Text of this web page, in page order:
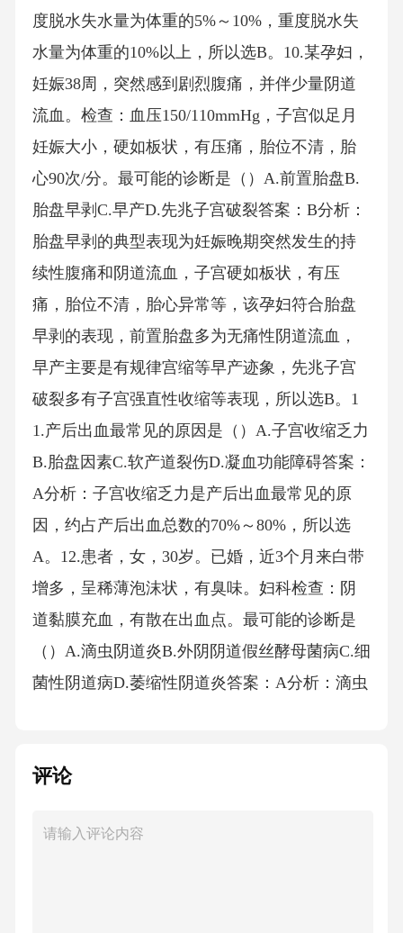
度脱水失水量为体重的5%～10%，重度脱水失
水量为体重的10%以上，所以选B。10.某孕妇，
妊娠38周，突然感到剧烈腹痛，并伴少量阴道
流血。检查：血压150/110mmHg，子宫似足月
妊娠大小，硬如板状，有压痛，胎位不清，胎
心90次/分。最可能的诊断是（）A.前置胎盘B.
胎盘早剥C.早产D.先兆子宫破裂答案：B分析：
胎盘早剥的典型表现为妊娠晚期突然发生的持
续性腹痛和阴道流血，子宫硬如板状，有压
痛，胎位不清，胎心异常等，该孕妇符合胎盘
早剥的表现，前置胎盘多为无痛性阴道流血，
早产主要是有规律宫缩等早产迹象，先兆子宫
破裂多有子宫强直性收缩等表现，所以选B。1
1.产后出血最常见的原因是（）A.子宫收缩乏力
B.胎盘因素C.软产道裂伤D.凝血功能障碍答案：
A分析：子宫收缩乏力是产后出血最常见的原
因，约占产后出血总数的70%～80%，所以选
A。12.患者，女，30岁。已婚，近3个月来白带
增多，呈稀薄泡沫状，有臭味。妇科检查：阴
道黏膜充血，有散在出血点。最可能的诊断是
（）A.滴虫阴道炎B.外阴阴道假丝酵母菌病C.细
菌性阴道病D.萎缩性阴道炎答案：A分析：滴虫
者表现，外阴阴道假丝酵母菌病白带呈豆腐渣
味，萎缩性阴道炎多见于绝经后女性，所以选
评论